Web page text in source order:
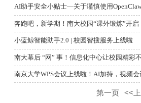
AI助手安全小贴士—关于谨慎使用
奔跑吧，新学期！南大校园“课外锻炼”开启
小蓝鲸智能助手2.0 | 校园智搜服务上线啦
南大幕后 “网” 事！信息化中心让校园精彩
南京大学WPS会议上线啦！AI加持，视频
第一页 <<